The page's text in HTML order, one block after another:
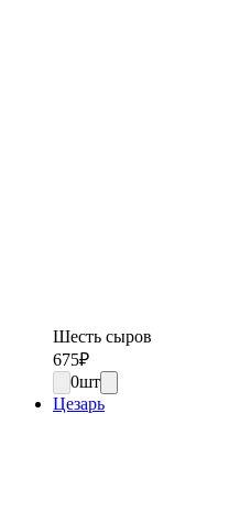
Шесть сыров
675₽
0шт
Цезарь